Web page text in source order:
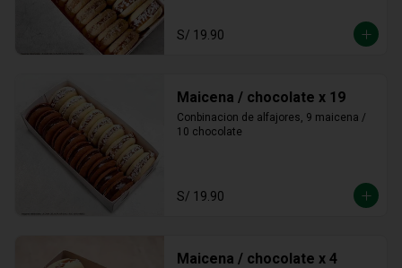
S/ 19.90
Maicena / chocolate x 19
Conbinacion de alfajores, 9 maicena /
10 chocolate
S/ 19.90
Maicena / chocolate x 4